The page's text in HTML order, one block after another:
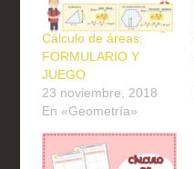
Cálculo de áreas:
FORMULARIO Y
JUEGO
23 noviembre, 2018
En «Geometría»